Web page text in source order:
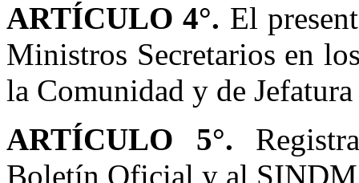
ARTÍCULO 4°. El
Ministros Secretarios en
la Comunidad y de
ARTÍCULO 5°.
Boletín Oficial y al